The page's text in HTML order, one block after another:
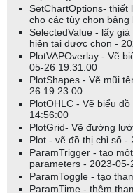
SetChartOptions- thiết
cho các tùy chọn
SelectedValue - lấy
hiện tại được chọn -
PlotVAPOverlay - Vẽ
05-26 19:31:00
PlotShapes - Vẽ mũi
26 19:23:00
PlotOHLC - Vẽ biểu
14:56:00
PlotGrid- Vẽ đường
Plot - vẽ đồ thị chỉ số -
ParamTrigger - tạo
parameters - 2023-
ParamToggle - tạo
ParamTime - thêm